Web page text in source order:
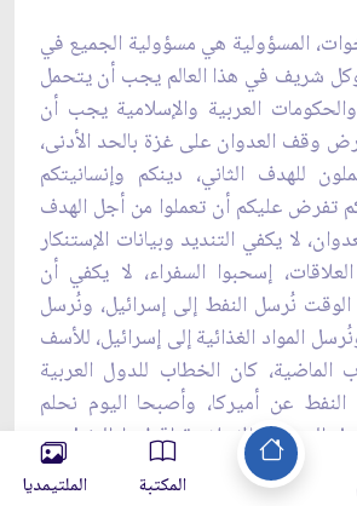
المسؤولية هي مسؤولية الجميع في
وكل ‏شريف في هذا العالم يجب أن يتحمل
العربية والإسلامية يجب أن
وقف العدوان على غزة بالحد الأدنى،
للهدف الثاني، دينكم وإنسانيتكم
تفرض عليكم أن تعملوا من أجل الهدف
لا يكفي التنديد ‏وبيانات الإستنكار
إسحبوا السفراء، لا يكفي أن
‏نُرسل النفط إلى إسرائيل، ونُرسل
المواد الغذائية إلى إسرائيل، للأسف
كان الخطاب للدول العربية
النفط عن أميركا، وأصبحا اليوم نحلم
العربية والإسلامية إقطعوا النفط عن
الغذائية عن ‏إسرائيل، وأوقفوا
المكتبة الملتيمديا